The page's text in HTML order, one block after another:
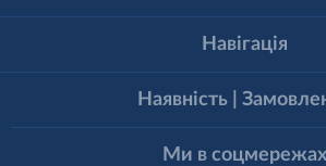
Навігація
Наявність |
Ми в соцмережах